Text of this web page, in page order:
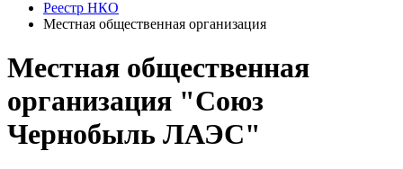
Реестр НКО
Местная общественная организация
Местная общественная
организация "Союз
Чернобыль ЛАЭС"